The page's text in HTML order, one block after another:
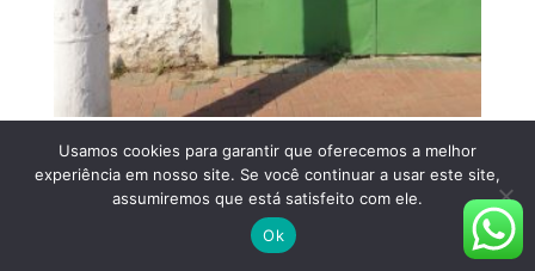
casa com Edícula (2) casas em Francisco Morato-
sp/bairro vila progresso(centro)/cod.9898
R$
1.800.000,00
Usamos cookies para garantir que oferecemos a melhor
experiência em nosso site. Se você continuar a usar este site,
assumiremos que está satisfeito com ele.
Ok